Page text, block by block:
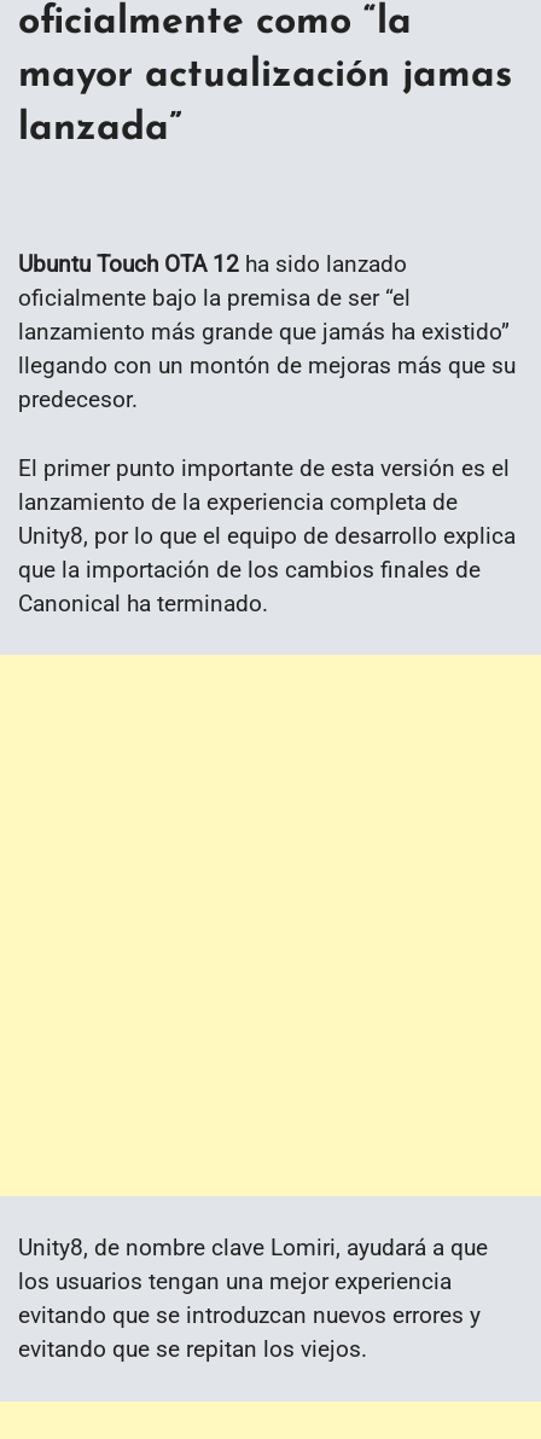
oficialmente como “la
mayor actualización jamas
lanzada”
Ubuntu Touch OTA 12 ha sido lanzado
oficialmente bajo la premisa de ser “el
lanzamiento más grande que jamás ha existido”
llegando con un montón de mejoras más que su
predecesor.
El primer punto importante de esta versión es el
lanzamiento de la experiencia completa de
Unity8, por lo que el equipo de desarrollo explica
que la importación de los cambios finales de
Canonical ha terminado.
Unity8, de nombre clave Lomiri, ayudará a que
los usuarios tengan una mejor experiencia
evitando que se introduzcan nuevos errores y
evitando que se repitan los viejos.